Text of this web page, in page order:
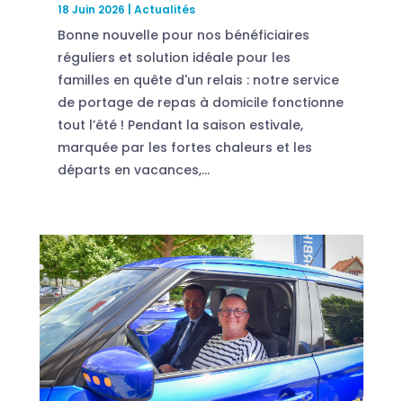
18 Juin 2026 Actualités
Bonne nouvelle pour nos bénéficiaires
réguliers et solution idéale pour les
familles en quête d'un relais : notre service
de portage de repas à domicile fonctionne
tout l’été ! Pendant la saison estivale,
marquée par les fortes chaleurs et les
départs en vacances,...